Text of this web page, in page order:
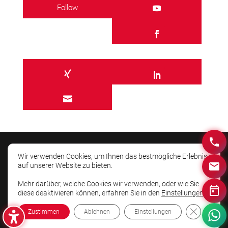
Follow

© AIM-HIGHER 2026. Besser präsentieren und
schneller überzeugen.
Wir verwenden Cookies, um Ihnen das bestmögliche Erlebnis
auf unserer Website zu bieten.
Mehr darüber, welche Cookies wir verwenden, oder wie Sie
diese deaktivieren können, erfahren Sie in den Einstellungen
Zustimmen Ablehnen Einstellungen GDPR